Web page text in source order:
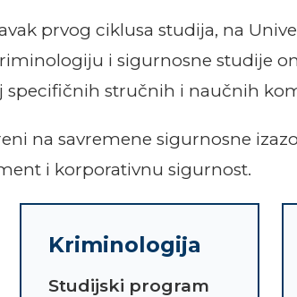
prvog ciklusa studija, na
i sigurnosne studije
specifičnih stručnih i naučnih
na savremene sigurnosne
i korporativnu sigurnost.
Kriminologija
Studijski program